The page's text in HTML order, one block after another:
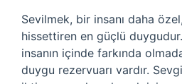
Sevilmek, bir insanı daha
hissettiren en güçlü
insanın içinde farkında
duygu rezervuarı vardır.